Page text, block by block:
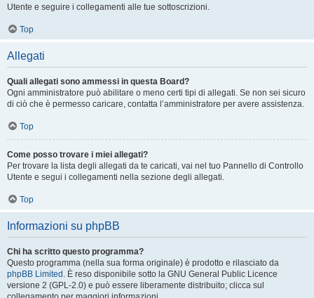
Utente e seguire i collegamenti alle tue sottoscrizioni.
Top
Allegati
Quali allegati sono ammessi in questa Board?
Ogni amministratore può abilitare o meno certi tipi di allegati. Se non sei sicuro
di ciò che è permesso caricare, contatta l’amministratore per avere assistenza.
Top
Come posso trovare i miei allegati?
Per trovare la lista degli allegati da te caricati, vai nel tuo Pannello di Controllo
Utente e segui i collegamenti nella sezione degli allegati.
Top
Informazioni su phpBB
Chi ha scritto questo programma?
Questo programma (nella sua forma originale) è prodotto e rilasciato da
phpBB Limited . È reso disponibile sotto la GNU General Public Licence
versione 2 (GPL-2.0) e può essere liberamente distribuito; clicca sul